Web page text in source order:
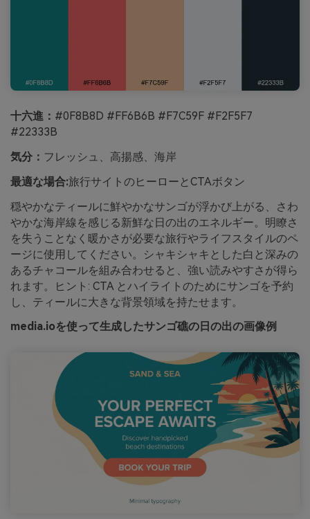
十六進： #0F8B8D #FF6B6B #F7C59F #F2F5F7
#22333B
気分： フレッシュ、高揚感、海岸
最適な場合:旅行サイトのヒーローとCTAボタン
穏やかなティールに鮮やかなサンゴが浮かび上がる、さわ
やかな海岸線を感じる新鮮な日の出のエネルギー。明瞭さ
を失うことなく暖かさが必要な旅行やライフスタイルのペ
ージに使用してください。シャキシャキとした白と深みの
あるチャコールを組み合わせると、強い読みやすさが得ら
れます。ヒント: CTA とハイライトのためにサンゴを予約
し、ティールに大きな背景領域を持たせます。
media.ioを使って生成したサンゴ礁の日の出の画像例